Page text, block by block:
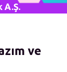
A.Ş.
ve